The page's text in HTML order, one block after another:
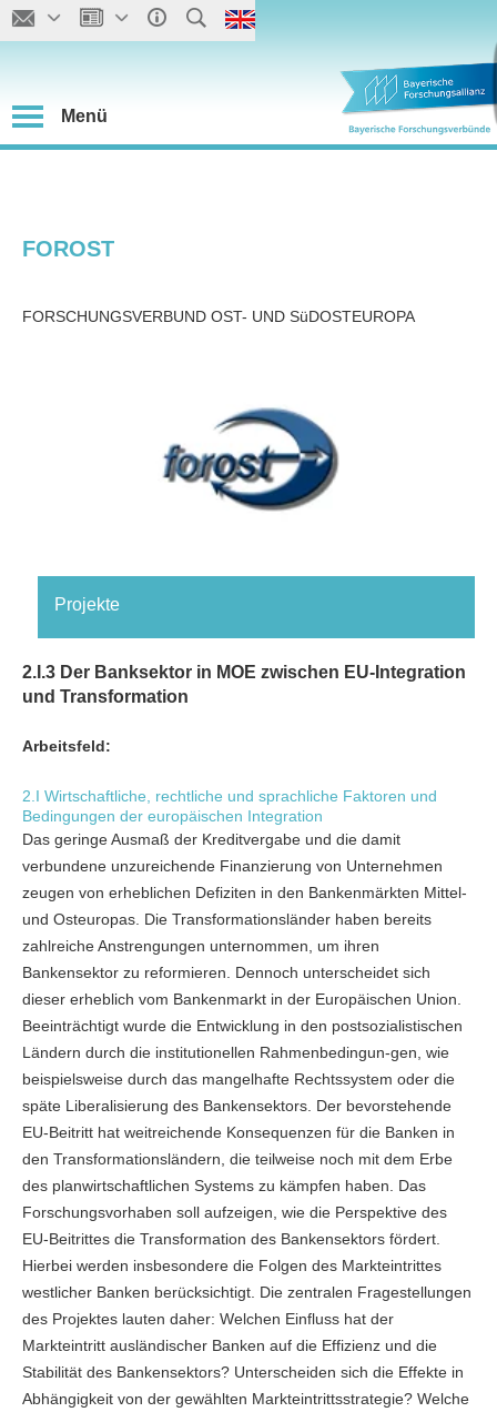
Menü
FOROST
FORSCHUNGSVERBUND OST- UND SüDOSTEUROPA
Projekte
2.I.3 Der Banksektor in MOE zwischen EU-Integration
und Transformation
Arbeitsfeld:
2.I Wirtschaftliche, rechtliche und sprachliche Faktoren und
Bedingungen der europäischen Integration
Das geringe Ausmaß der Kreditvergabe und die damit
verbundene unzureichende Finanzierung von Unternehmen
zeugen von erheblichen Defiziten in den Bankenmärkten Mittel-
und Osteuropas. Die Transformationsländer haben bereits
zahlreiche Anstrengungen unternommen, um ihren
Bankensektor zu reformieren. Dennoch unterscheidet sich
dieser erheblich vom Bankenmarkt in der Europäischen Union.
Beeinträchtigt wurde die Entwicklung in den postsozialistischen
Ländern durch die institutionellen Rahmenbedingun-gen, wie
beispielsweise durch das mangelhafte Rechtssystem oder die
späte Liberalisierung des Bankensektors. Der bevorstehende
EU-Beitritt hat weitreichende Konsequenzen für die Banken in
den Transformationsländern, die teilweise noch mit dem Erbe
des planwirtschaftlichen Systems zu kämpfen haben. Das
Forschungsvorhaben soll aufzeigen, wie die Perspektive des
EU-Beitrittes die Transformation des Bankensektors fördert.
Hierbei werden insbesondere die Folgen des Markteintrittes
westlicher Banken berücksichtigt. Die zentralen Fragestellungen
des Projektes lauten daher: Welchen Einfluss hat der
Markteintritt ausländischer Banken auf die Effizienz und die
Stabilität des Bankensektors? Unterscheiden sich die Effekte in
Abhängigkeit von der gewählten Markteintrittsstrategie? Welche